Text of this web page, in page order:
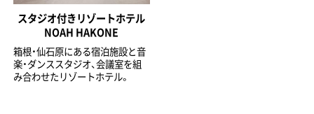
スタジオ付きリゾートホテル
NOAH HAKONE
箱根・仙石原にある宿泊施設と音
楽・ダンススタジオ、会議室を組
み合わせたリゾートホテル。